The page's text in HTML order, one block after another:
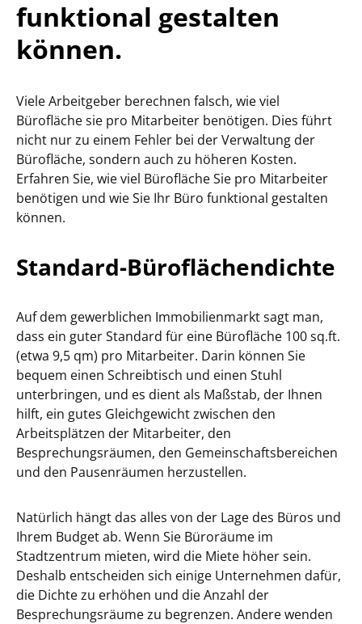
funktional gestalten
können.
Viele Arbeitgeber berechnen falsch, wie viel
Bürofläche sie pro Mitarbeiter benötigen. Dies führt
nicht nur zu einem Fehler bei der Verwaltung der
Bürofläche, sondern auch zu höheren Kosten.
Erfahren Sie, wie viel Bürofläche Sie pro Mitarbeiter
benötigen und wie Sie Ihr Büro funktional gestalten
können.
Standard-Büroflächendichte
Auf dem gewerblichen Immobilienmarkt sagt man,
dass ein guter Standard für eine Bürofläche 100 sq.ft.
(etwa 9,5 qm) pro Mitarbeiter. Darin können Sie
bequem einen Schreibtisch und einen Stuhl
unterbringen, und es dient als Maßstab, der Ihnen
hilft, ein gutes Gleichgewicht zwischen den
Arbeitsplätzen der Mitarbeiter, den
Besprechungsräumen, den Gemeinschaftsbereichen
und den Pausenräumen herzustellen.
Natürlich hängt das alles von der Lage des Büros und
Ihrem Budget ab. Wenn Sie Büroräume im
Stadtzentrum mieten, wird die Miete höher sein.
Deshalb entscheiden sich einige Unternehmen dafür,
die Dichte zu erhöhen und die Anzahl der
Besprechungsräume zu begrenzen. Andere wenden